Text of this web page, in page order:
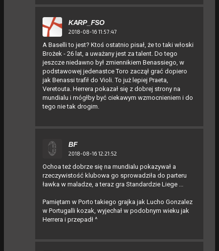
KARP_FSO
2018-08-16 11:57:47
A Baselli to jest? Ktoś ostatnio pisał, że to taki włoski
Brożek - 26 lat, a uważany jest za talent. Do tego
jeszcze niedawno był zmiennikiem Benassiego, w
podstawowej jedenastce Toro zaczął grać dopiero
jak Benassi trafił do Violi. To już lepiej Praeta,
Veretouta. Herrera pokazał się z dobrej strony na
mundialu i mógłby być ciekawym wzmocnieniem i do
tego nie tak drogim.
BF
2018-08-16 12:21:52
Ochoa też dobrze się na mundialu pokazywał a
rzeczywistość klubowa go sprowadziła do parteru
ławka w maladze, a teraz gra Standardzie Liege ...
Pamiętam w Porto takiego grajka jak Lucho Gonzalez
w Portugalli kozak, wyjechał w podobnym wieku jak
Herrera i przepadł ^